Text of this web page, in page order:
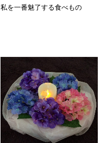
私を一番魅了する食べもの